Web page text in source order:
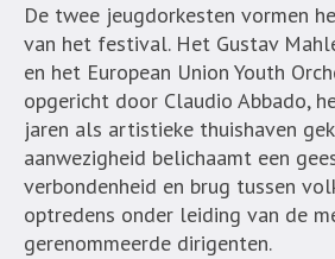
De twee jeugdorkesten vormen
van het festival. Het Gustav
en het European Union Youth
opgericht door Claudio Abbado,
jaren als artistieke thuishaven
aanwezigheid belichaamt een
verbondenheid en brug tussen
optredens onder leiding van de
gerenommeerde dirigenten.